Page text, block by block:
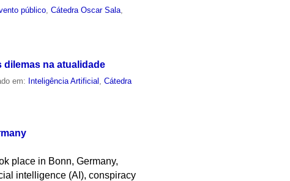
público,Cátedra Oscar Sala,
na atualidade
em: Inteligência Artificial ,Cátedra
place in Bonn, Germany,
intelligence (AI), conspiracy